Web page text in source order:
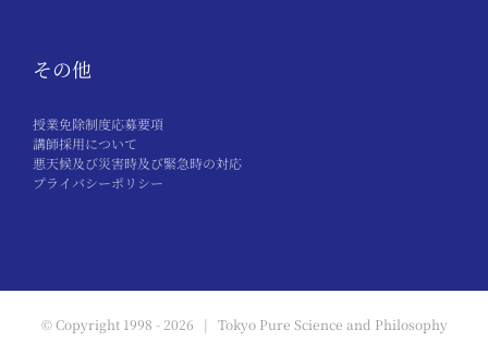
その他
授業免除制度応募要項
講師採用について
悪天候及び災害時及び緊急時の対応
プライバシーポリシー
© Copyright 1998 - 2026 | Tokyo Pure Science and Philosophy